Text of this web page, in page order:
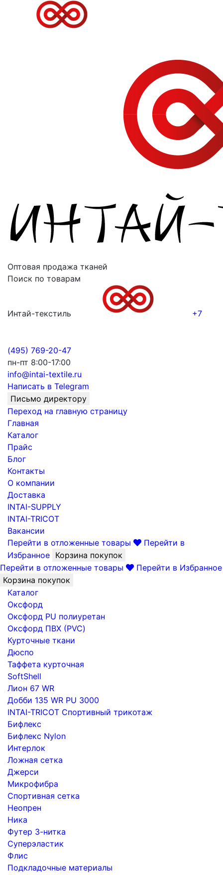
Оптовая продажа тканей
Поиск по товарам
Интай-текстиль +7
(495) 769-20-47
пн-пт 8:00-17:00
info@intai-textile.ru
Написать в Telegram
Письмо директору
Переход на главную страницу
Главная
Каталог
Прайс
Блог
Контакты
О компании
Доставка
INTAI-SUPPLY
INTAI-TRICOT
Вакансии
Перейти в отложенные товары
Перейти в
Избранное Корзина покупок
Перейти в отложенные товары
Перейти в Избранное
Корзина покупок
Каталог
Оксфорд
Оксфорд PU полиуретан
Оксфорд ПВХ (PVC)
Курточные ткани
Дюспо
Таффета курточная
SoftShell
Лион 67 WR
Добби 135 WR PU 3000
INTAI-TRICOT Спортивный трикотаж
Бифлекс
Бифлекс Nylon
Интерлок
Ложная сетка
Джерси
Микрофибра
Спортивная сетка
Неопрен
Ника
Футер 3-нитка
Суперэластик
Флис
Подкладочные материалы